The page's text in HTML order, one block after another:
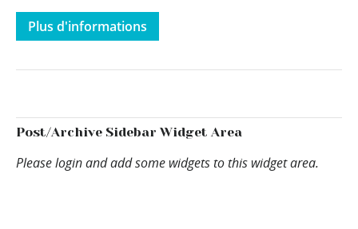
Plus d'informations
Post/Archive Sidebar Widget Area
Please login and add some widgets to this widget area.